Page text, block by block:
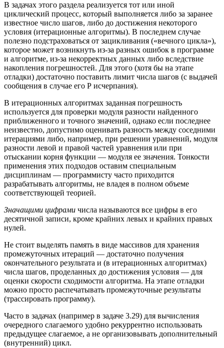
В задачах этого раздела реализуется тот или иной
циклический процесс, который выполняется либо за заранее
известное число шагов, либо до достижения некоторого
условия (итерационные алгоритмы). В последнем случае
полезно подстраховаться от зацикливания («вечного цикла»),
которое может возникнуть из-за разных ошибок в программе
и алгоритме, из-за некорректных данных либо вследствие
накопления погрешностей. Для этого (хотя бы на этапе
отладки) достаточно поставить лимит числа шагов (с выдачей
сообщения в случае его Р исчерпания).
В итерационных алгоритмах заданная погрешность
используется для проверки модуля разности найденного
приближенного и точного значений, однако если последнее
неизвестно, допустимо оценивать разность между соседними
итерациями либо, например, при решении уравнений, модуля
разности левой и правой частей уравнения или при
отыскании корня функции — модуля ее значения. Тонкости
применения этих подходов оставим специальным
дисциплинам — программисту часто приходится
разрабатывать алгоритмы, не владея в полном объеме
соответствующей теорией.
Значащими цифрами числа называются все цифры в его
десятичной записи, кроме крайних левых и крайних правых
нулей.
Не стоит выделять память в виде массивов для хранения
промежуточных итераций — достаточно получения
окончательного результата и (в итерационных алгоритмах)
числа шагов, проделанных до достижения условия — для
оценки скорости сходимости алгоритма. На этапе отладки
можно просто распечатывать промежуточные результаты
(трассировать программу).
Часто в задачах (например в задаче 3.29) для вычисления
очередного слагаемого удобно рекуррентно использовать
предыдущее слагаемое, а не организовывать дополнительный
(внутренний) цикл.